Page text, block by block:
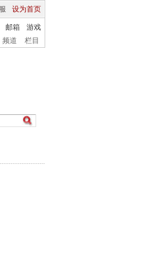
设为首页
邮箱
游戏
频道 栏目